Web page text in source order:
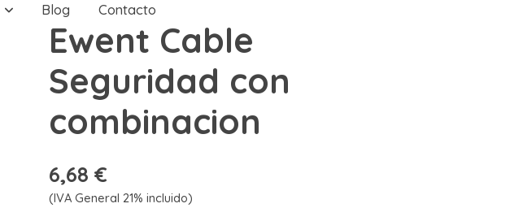
Blog Contacto
Ewent Cable
Seguridad con
combinacion
6,68 €
(IVA General 21% incluido)